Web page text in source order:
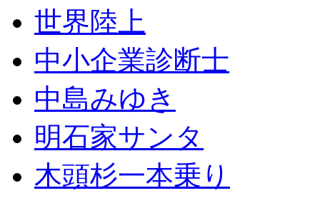
世界陸上
中小企業診断士
中島みゆき
明石家サンタ
木頭杉一本乗り